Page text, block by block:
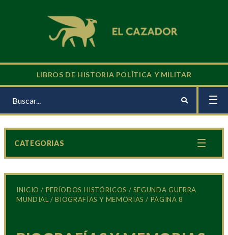
LIBROS DE HISTORIA POLÍTICA Y MILITAR
INICIO / PERÍODOS HISTÓRICOS / SEGUNDA GUERRA
MUNDIAL /BIOGRAFÍAS Y MEMORIAS / PÁGINA 8
CATEGORIAS